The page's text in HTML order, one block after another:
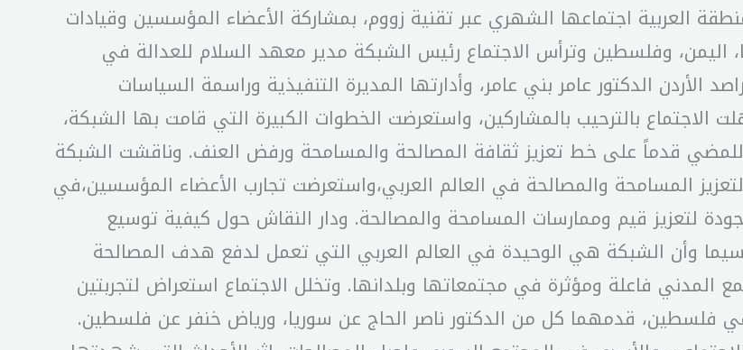
العربية اجتماعها الشهري عبر تقنية زووم، بمشاركة الأعضاء المؤسسين وقيادات
اليمن، وفلسطين وترأس الاجتماع رئيس الشبكة مدير معهد السلام للعدالة في
الأردن الدكتور عامر بني عامر، وأدارتها المديرة التنفيذية وراسمة السياسات
الاجتماع بالترحيب بالمشاركين، واستعرضت الخطوات الكبيرة التي قامت بها الشبكة،
للمضي قدماً على خط تعزيز ثقافة المصالحة والمسامحة ورفض العنف. وناقشت الشبكة
المسامحة والمصالحة في العالم العربي،واستعرضت تجارب الأعضاء المؤسسين،في
لتعزيز قيم وممارسات المسامحة والمصالحة. ودار النقاش حول كيفية توسيع
وأن الشبكة هي الوحيدة في العالم العربي التي تعمل لدفع هدف المصالحة
فاعلة ومؤثرة في مجتمعاتها وبلدانها. وتخلل الاجتماع استعراض لتجربتين
فلسطين، قدمهما كل من الدكتور ناصر الحاج عن سوريا، ورياض خنفر عن فلسطين.